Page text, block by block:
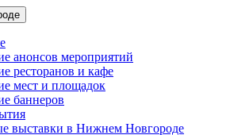
анонсов мероприятий
ресторанов и кафе
мест и площадок
баннеров
выставки в Нижнем Новгороде